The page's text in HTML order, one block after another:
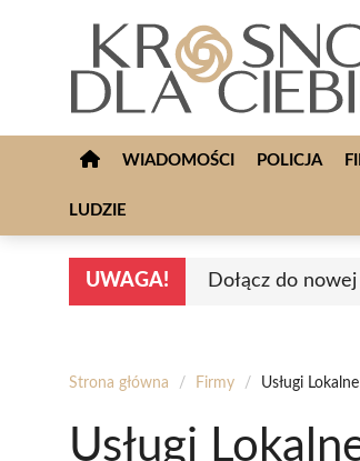
WIADOMOŚCI POLICJA
LUDZIE
UWAGA! Dołącz do
Strona główna / Firmy / Usługi Lokalne
Usługi